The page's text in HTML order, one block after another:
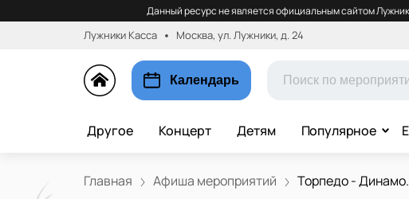
Данный ресурс не является официальным сайтом
Лужники Касса Москва, ул. Лужники, д. 24
Календарь
Другое Концерт Детям Популярное
Главная Афиша мероприятий Торпедо -